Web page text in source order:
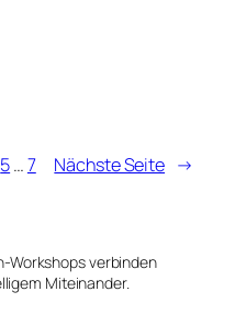
5…7 Nächste Seite →
Workshops verbinden
Miteinander.